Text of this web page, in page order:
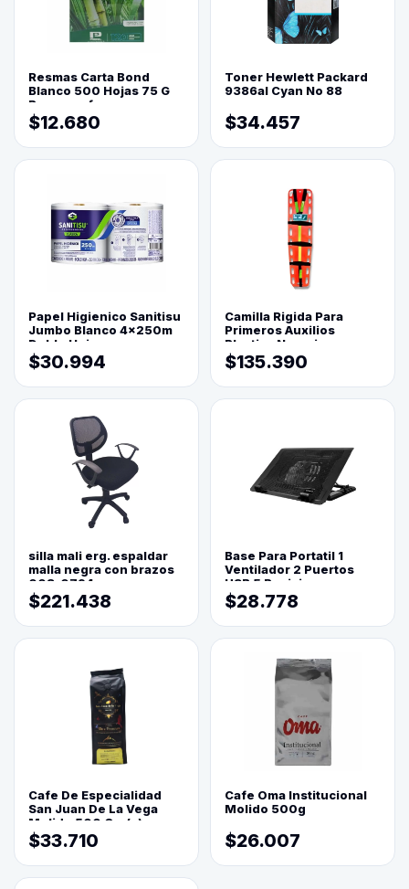
Resmas Carta Bond
Blanco 500 Hojas 75 G
Reprograf.
$12.680
Toner Hewlett Packard
9386al Cyan No 88
$34.457
Papel Higienico Sanitisu
Jumbo Blanco 4x250m
Doble Hoja
$30.994
Camilla Rigida Para
Primeros Auxilios
Plastica Naranja
$135.390
silla mali erg. espaldar
malla negra con brazos
003-0794
$221.438
Base Para Portatil 1
Ventilador 2 Puertos
USB 5 Posiciones
$28.778
Cafe De Especialidad
San Juan De La Vega
Molido 500 Grs(=)
$33.710
Cafe Oma Institucional
Molido 500g
$26.007